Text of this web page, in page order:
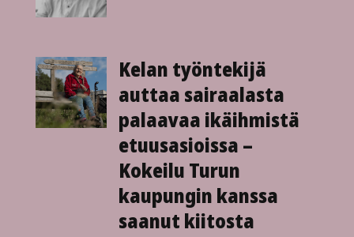
Kelan työntekijä
auttaa sairaalasta
palaavaa ikä­ihmistä
etuusasioissa –
Kokeilu Turun
kaupungin kanssa
saanut kiitosta